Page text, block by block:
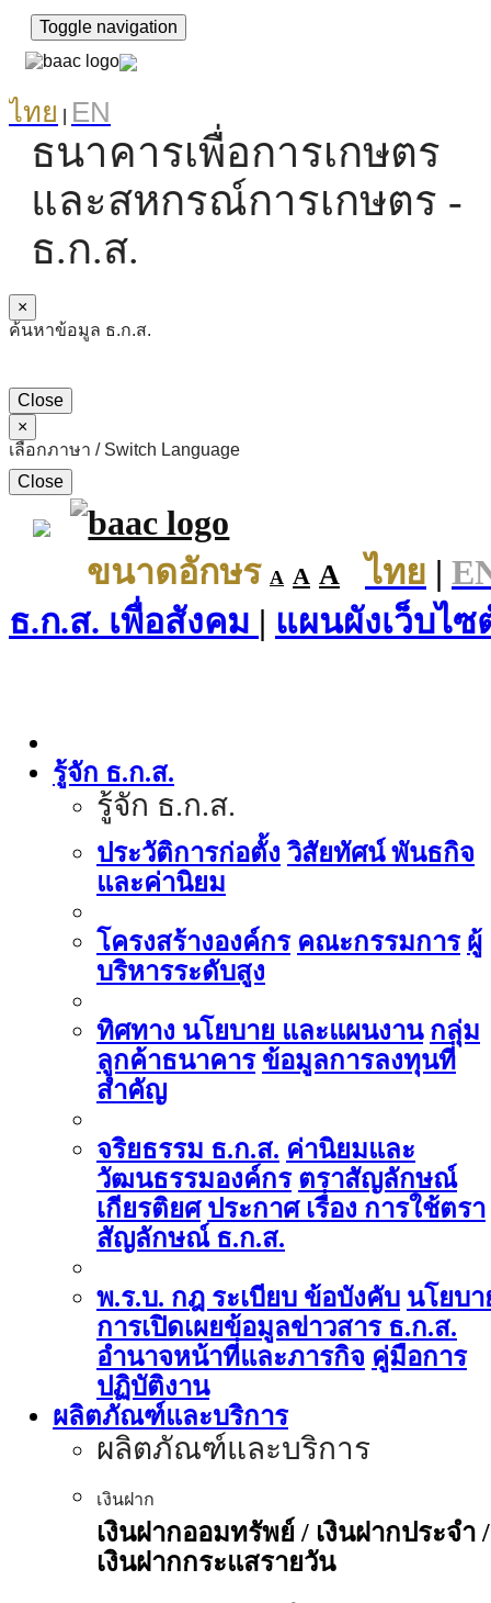
Toggle navigation
ไทย EN
ธนาคารเพื่อการเกษตร
และสหกรณ์การเกษตร -
ธ.ก.ส.
×
ค้นหาข้อมูล ธ.ก.ส.
Close
×
เลือกภาษา / Switch Language
Close
ขนาดอักษร A A A ไทย |
ธ.ก.ส. เพื่อสังคม | แผนผังเว็บไซ
รู้จัก ธ.ก.ส.
รู้จัก ธ.ก.ส.
ประวัติการก่อตั้ง วิสัยทัศน์ พันธกิจ
และค่านิยม
โครงสร้างองค์กร คณะกรรมการ ผู้
บริหารระดับสูง
ทิศทาง นโยบาย และแผนงาน กลุ่ม
ลูกค้าธนาคาร ข้อมูลการลงทุนที่
สำคัญ
จริยธรรม ธ.ก.ส. ค่านิยมและ
วัฒนธรรมองค์กร ตราสัญลักษณ์
เกียรติยศ ประกาศ เรื่อง การใช้ตรา
สัญลักษณ์ ธ.ก.ส.
พ.ร.บ. กฎ ระเบียบ ข้อบังคับ นโยบา
การเปิดเผยข้อมูลข่าวสาร ธ.ก.ส.
อำนาจหน้าที่และภารกิจ คู่มือการ
ปฏิบัติงาน
ผลิตภัณฑ์และบริการ
ผลิตภัณฑ์และบริการ
เงินฝาก
เงินฝากออมทรัพย์ / เงินฝากประจำ /
เงินฝากกระแสรายวัน